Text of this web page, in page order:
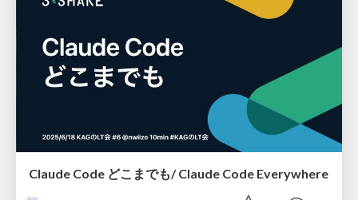
Claude Code どこまでも/ Claude Code Everywhere